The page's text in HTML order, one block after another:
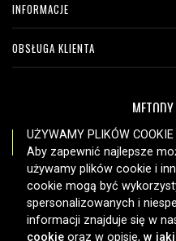
INFORMACJE
OBSŁUGA KLIENTA
UŻYWAMY PLIKÓW COOKIE
Aby zapewnić najlepsze
używamy plików cookie i
cookie mogą być
spersonalizowanych i
informacji znajduje się w
cookie oraz w opisie, w